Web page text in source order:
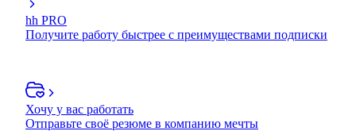
hh PRO
Получите работу быстрее с преимуществами подписки
Хочу у вас работать
Отправьте своё резюме в компанию мечты